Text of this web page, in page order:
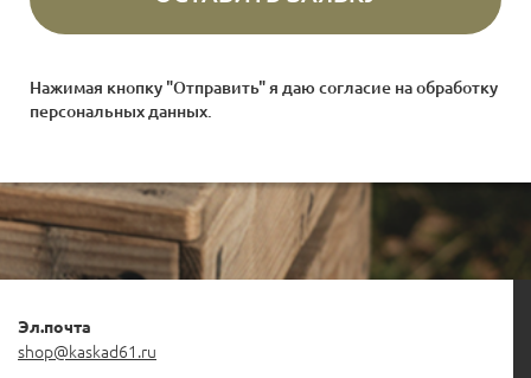
Нажимая кнопку "Отправить" я даю согласие наобработку
персональных данных
Эл.почта
shop@kaskad61.ru